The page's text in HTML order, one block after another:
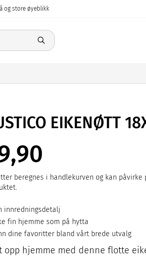
og store øyeblikk
EIKENØTT
beregnes i handlekurven og kan
innredningsdetalj
fin hjemme som på hytta
dine favoritter bland vårt brede utvalg
opp hjemme med denne flotte